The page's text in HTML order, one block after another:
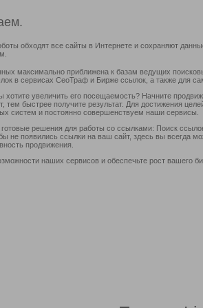
обходят все сайты в Интернете и сохраняют
максимально приближена к базам ведущих
в сервисах СеоТраф и Бирже ссылок, а также для
хотите увеличить его посещаемость? Начните
тем быстрее получите результат. Для достижения
систем и постоянно совершенствуем наши сервисы.
решения для работы со ссылками: Поиск
не появились ссылки на ваш сайт, здесь вы всегда
продвижения.
наших сервисов и обеспечьте рост вашего